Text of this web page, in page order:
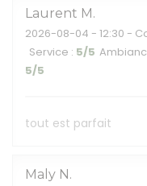
Laurent M
2026-08-04 - 12:30 -
Service : 5/5
5/5
tout est parfait
Maly N